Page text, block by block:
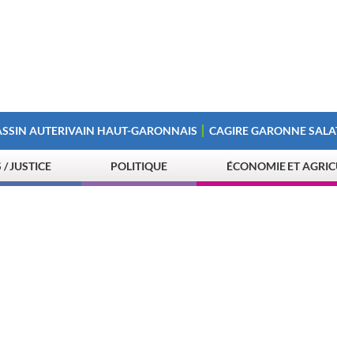
AUTERIVAIN HAUT-GARONNAIS CAGIRE GARONNE
/ JUSTICE POLITIQUE ÉCONOMIE ET